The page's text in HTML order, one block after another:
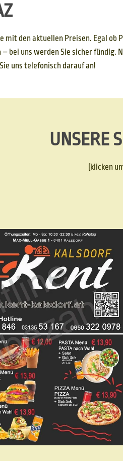
den aktuellen Preisen. Egal ob
bei uns werden Sie sicher fündig.
uns telefonisch darauf an!
UNSERE
(klicken